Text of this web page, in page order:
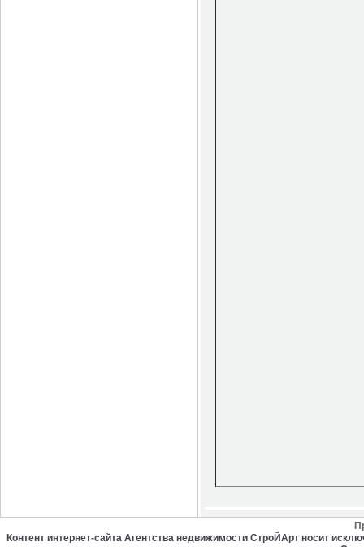
Контент интернет-сайта Агентства недвижимости СтроЙАрт носит